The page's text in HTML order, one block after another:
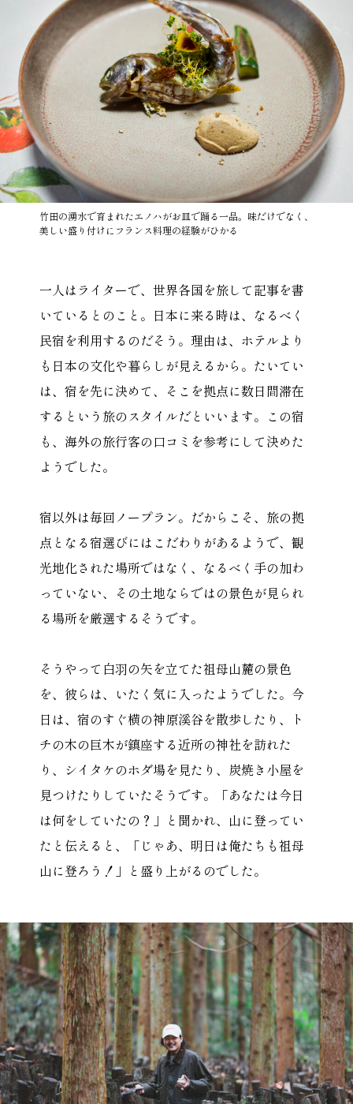
竹田の湧水で育まれたエノハがお皿で踊る一品。味だけでなく、
美しい盛り付けにフランス料理の経験がひかる
一人はライターで、世界各国を旅して記事を書
いているとのこと。日本に来る時は、なるべく
民宿を利用するのだそう。理由は、ホテルより
も日本の文化や暮らしが見えるから。たいてい
は、宿を先に決めて、そこを拠点に数日間滞在
するという旅のスタイルだといいます。この宿
も、海外の旅行客の口コミを参考にして決めた
ようでした。
宿以外は毎回ノープラン。だからこそ、旅の拠
点となる宿選びにはこだわりがあるようで、観
光地化された場所ではなく、なるべく手の加わ
っていない、その土地ならではの景色が見られ
る場所を厳選するそうです。
そうやって白羽の矢を立てた祖母山麓の景色
を、彼らは、いたく気に入ったようでした。今
日は、宿のすぐ横の神原溪谷を散歩したり、ト
チの木の巨木が鎮座する近所の神社を訪れた
り、シイタケのホダ場を見たり、炭焼き小屋を
見つけたりしていたそうです。「あなたは今日
は何をしていたの？」と聞かれ、山に登ってい
たと伝えると、「じゃあ、明日は俺たちも祖母
山に登ろう！」と盛り上がるのでした。